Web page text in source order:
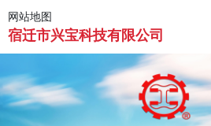
网站地图
宿迁市兴宝科技有限公司